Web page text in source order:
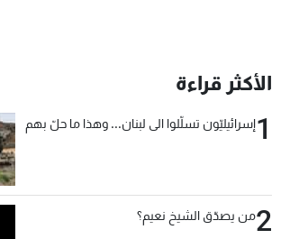
الأكثر قراءة
1إسرائيليّون تسلّلوا الى لبنان... وهذا ما حلّ بهم
2من يصدّق الشيخ نعيم؟